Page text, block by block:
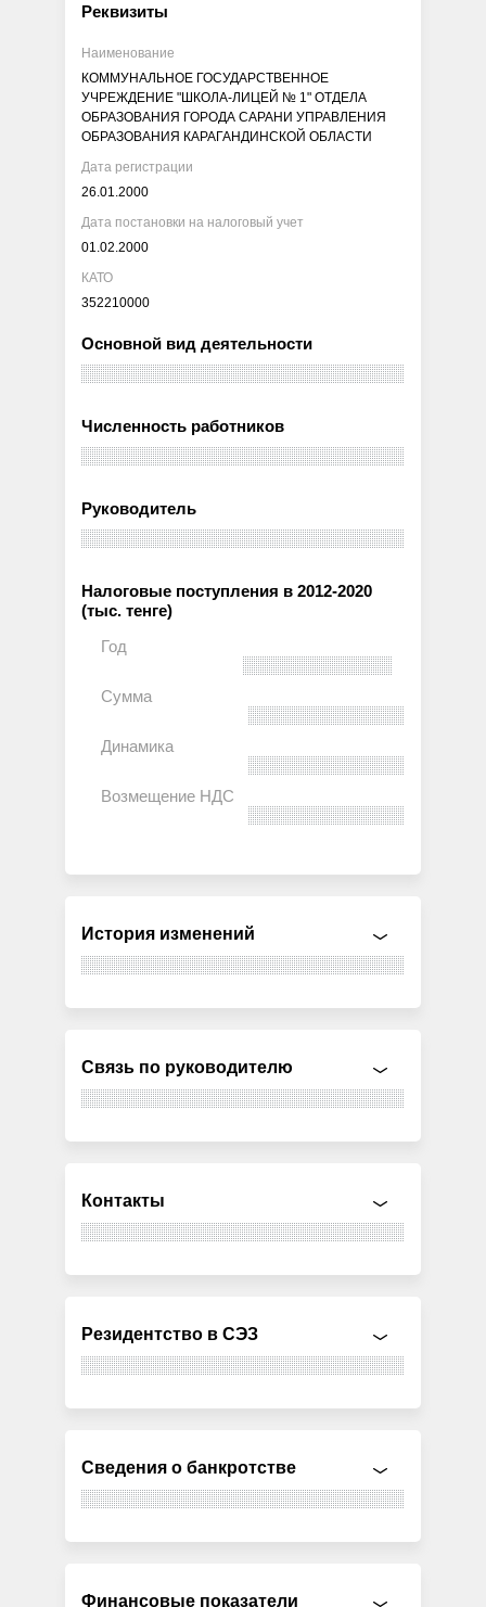
Реквизиты
Наименование
КОММУНАЛЬНОЕ ГОСУДАРСТВЕННОЕ
УЧРЕЖДЕНИЕ "ШКОЛА-ЛИЦЕЙ № 1" ОТДЕЛА
ОБРАЗОВАНИЯ ГОРОДА САРАНИ УПРАВЛЕНИЯ
ОБРАЗОВАНИЯ КАРАГАНДИНСКОЙ ОБЛАСТИ
Дата регистрации
26.01.2000
Дата постановки на налоговый учет
01.02.2000
КАТО
352210000
Основной вид деятельности
Численность работников
Руководитель
Налоговые поступления в 2012-2020
(тыс. тенге)
История изменений
Связь по руководителю
Контакты
Резидентство в СЭЗ
Сведения о банкротстве
Финансовые показатели